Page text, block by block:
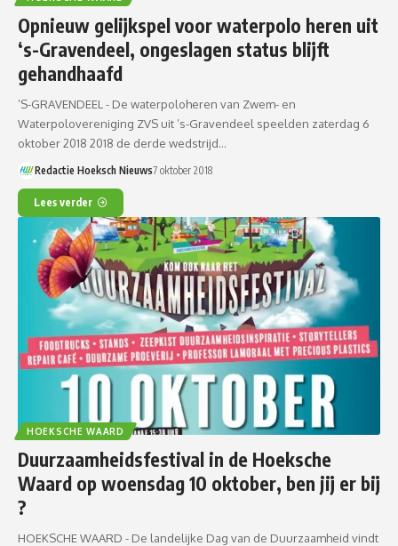
Opnieuw gelijkspel voor waterpolo heren uit
‘s-Gravendeel, ongeslagen status blijft
gehandhaafd
’S-GRAVENDEEL - De waterpoloheren van Zwem- en
Waterpolovereniging ZVS uit ’s-Gravendeel speelden zaterdag 6
oktober 2018 2018 de derde wedstrijd…
Redactie Hoeksch Nieuws7 oktober 2018
Lees verder
HOEKSCHE WAARD
Duurzaamheidsfestival in de Hoeksche
Waard op woensdag 10 oktober, ben jij er bij
?
HOEKSCHE WAARD - De landelijke Dag van de Duurzaamheid vindt